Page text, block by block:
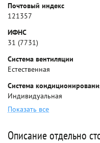
Почтовый индекс
121357
ИФНС
31 (7731)
Система вентиляции
Естественная
Система
Индивидуальная
Показать все
Описание отдельно